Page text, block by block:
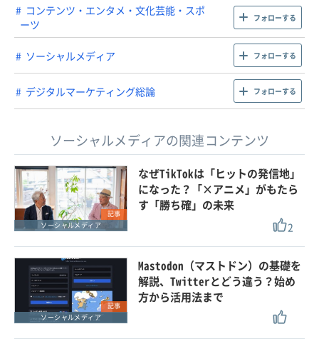
コンテンツ・エンタメ・文化芸能・スポ
ーツ
フォローする
ソーシャルメディア フォローする
デジタルマーケティング総論 フォローする
ソーシャルメディアの関連コンテンツ
記事
ソーシャルメディア
なぜTikTokは「ヒットの発信地」
になった？「×アニメ」がもたら
す「勝ち確」の未来
2
記事
ソーシャルメディア
Mastodon（マストドン）の基礎を
解説、Twitterとどう違う？始め
方から活用法まで